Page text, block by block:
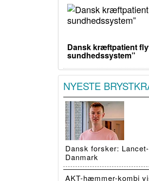
Dansk kræftpatient
sundhedssystem”
NYESTE
Dansk forsker:
Danmark
AKT-hæmmer-kombi